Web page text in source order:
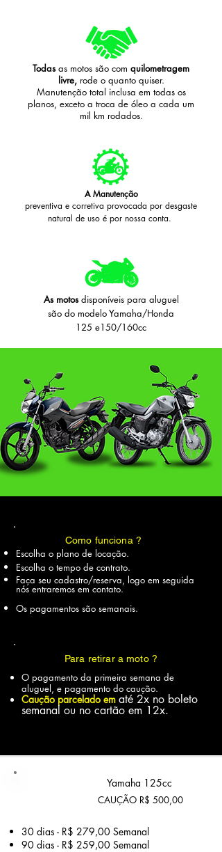
Todasas motos são com quilometragem
livre,rode o quanto quiser.
Manutenção total inclusa em todas os
planos, exceto a troca de óleo a cada um
mil km rodados.
A Manutenção
preventiva e corretiva provocada por desgaste
natural de uso é por nossa conta.
As motosdisponíveis para aluguel
são do modelo Yamaha/Honda
125 e150/160cc
Como funciona ?
Escolha o plano de locação.
Escolha o tempo de contrato.
Faça seu cadastro/reserva, logo em seguida
nós entraremos em contato.
Os pagamentos são semanais.
Para retirar a moto ?
O pagamento da primeira semana de
aluguel, e pagamento do caução.
Caução parcelado em até 2x no boleto
semanal ou no cartão em 12x.
Yamaha 125cc
CAUÇÃO R$ 500,00
30 dias - R$ 279,00 Semanal
90 dias - R$ 259,00 Semanal